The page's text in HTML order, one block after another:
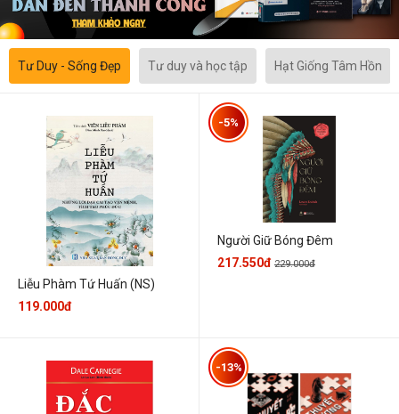
Tư Duy - Sống Đẹp Tư duy và học tập Hạt Giống Tâm Hồn
Liễu Phàm Tứ Huấn (NS)
119.000đ
Người Giữ Bóng Đêm
-5%
217.550đ 229.000đ
-13%